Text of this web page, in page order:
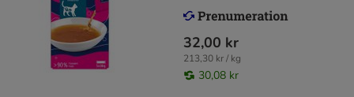
32,00 kr
213,30 kr / kg
30,08 kr